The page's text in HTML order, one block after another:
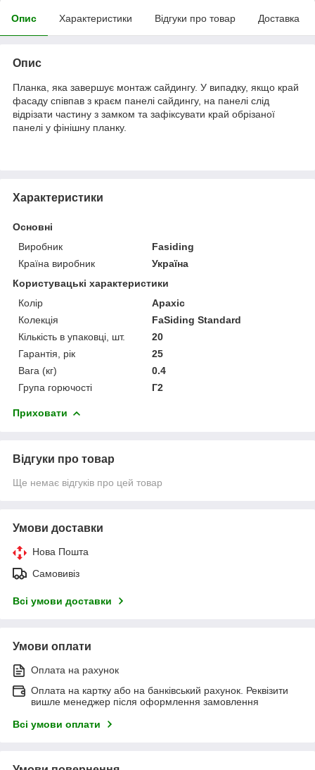
Опис Характеристики Відгуки про товар Доставка
Опис
Планка, яка завершує монтаж сайдингу. У випадку, якщо край
фасаду співпав з краєм панелі сайдингу, на панелі слід
відрізати частину з замком та зафіксувати край обрізаної
панелі у фінішну планку.
Характеристики
Основні
Виробник
Fasiding
Країна виробник
Україна
Користувацькі характеристики
Колір
Арахіс
Колекція
FaSiding Standard
Кількість в упаковці, шт.
20
Гарантія, рік
25
Вага (кг)
0.4
Група горючості
Г2
Приховати
Відгуки про товар
Ще немає відгуків про цей товар
Умови доставки
Нова Пошта
Самовивіз
Всі умови доставки
Умови оплати
Оплата на рахунок
Оплата на картку або на банківський рахунок. Реквізити
вишле менеджер після оформлення замовлення
Всі умови оплати